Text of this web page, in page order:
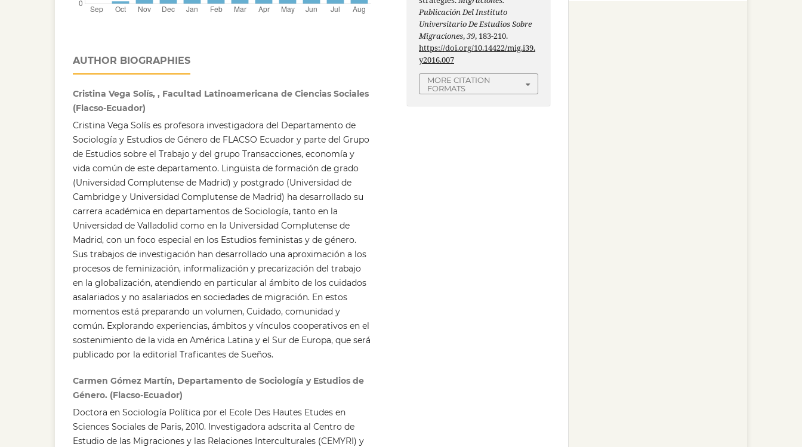
AUTHOR BIOGRAPHIES
Cristina Vega Solís, , Facultad Latinoamericana de Ciencias Sociales
(Flacso-Ecuador)
Cristina Vega Solís es profesora investigadora del Departamento de
Sociología y Estudios de Género de FLACSO Ecuador y parte del Grupo
de Estudios sobre el Trabajo y del grupo Transacciones, economía y
vida común de este departamento. Lingüista de formación de grado
(Universidad Complutense de Madrid) y postgrado (Universidad de
Cambridge y Universidad Complutense de Madrid) ha desarrollado su
carrera académica en departamentos de Sociología, tanto en la
Universidad de Valladolid como en la Universidad Complutense de
Madrid, con un foco especial en los Estudios feministas y de género.
Sus trabajos de investigación han desarrollado una aproximación a los
procesos de feminización, informalización y precarización del trabajo
en la globalización, atendiendo en particular al ámbito de los cuidados
asalariados y no asalariados en sociedades de migración. En estos
momentos está preparando un volumen, Cuidado, comunidad y
común. Explorando experiencias, ámbitos y vínculos cooperativos en el
sostenimiento de la vida en América Latina y el Sur de Europa, que será
publicado por la editorial Traficantes de Sueños.
Carmen Gómez Martín, Departamento de Sociología y Estudios de
Género. (Flacso-Ecuador)
Doctora en Sociología Política por el Ecole Des Hautes Etudes en
Sciences Sociales de Paris, 2010. Investigadora adscrita al Centro de
Estudio de las Migraciones y las Relaciones Interculturales (CEMYRI) y
Publicación Del Instituto
Universitario De Estudios Sobre
Migraciones,39, 183-210.
https://doi.org/10.14422/mig.i39.
y2016.007
MORE CITATION
FORMATS